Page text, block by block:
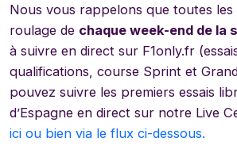
Nous vous rappelons que toutes les
roulage de chaque week-end de la
à suivre en direct sur F1only.fr
qualifications, course Sprint et
pouvez suivre les premiers essais
d’Espagne en direct sur notre Live
ici ou bien via le flux ci-dessous.